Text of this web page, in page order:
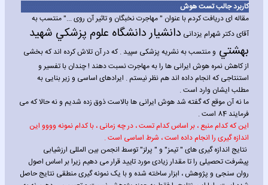
کاربرد جالب تست هوش
مقاله ای دریافت کردم با عنوان " مهاجرت نخبگان و تاثیر آن روی ..." منتسب به
آقای دکتر شهرام یزدانی دانشيار دانشگاه علوم پزشکي شهيد
بهشتي و منتسب به نشریه پزشکی سپید . که در آن تلاش کرده اند که بخشی
از کاهش نمره هوش ایرانی ها را به مهاجرت نسبت دهند !چندان با تفسیر و
استنتاجی که انجام داده اند هم نظر نیستم . ایرادهای اساسی و زیر بنایی به
مطلب ایشان وارد است .
ما نه آن موقع که گفته شد هوش ایرانی ها بالاست ذوق زده شدیم و نه حالا که می
فرمایند 84 است .
این که کدام منبع ، بر اساس کدام تست ، در چه زمانی ، با کدام نمونه وووو این
اندازه گیری را انجام داده است ، شرط اساسی است .
نتایج اندازه گیری های " تیمز" و " پرلز" توسط انجمن بین المللی ارزشیابی
پیشرفت تحصیلی را تا مقدار زیادی مورد تایید قرار می دهیم زیرا بر اساس اصول
روان سنجی و پژوهش ، ابزار ساخته شده و با یک نمونه گیری منطقی نتایج حاصل